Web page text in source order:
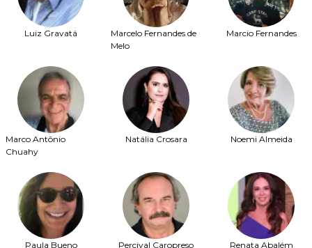
Luiz Gravatá
Marcelo Fernandes de
Melo
Marcio Fernandes
Marco Antônio
Chuahy
Natália Crosara Noemi Almeida
Paula Bueno Percival Caropreso Renata Abalém